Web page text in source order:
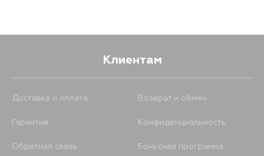
Клиентам
Доставка и оплата Возврат и обмен
Гарантия Конфиденциальность
Обратная связь Бонусная программа